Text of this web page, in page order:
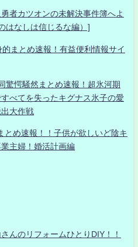
者カツオンの未解決事件簿へよ
はなしは信じるな編）]
とめ速報！有益便利情報サイ
驚愕騒然まとめ速報！超氷河期
べてを失ったキグナス氷子の愛
大作戦
とめ速報！！子供が欲しいど陰キ
主婦！婚活計画編
んのリフォームひとりDIY！！